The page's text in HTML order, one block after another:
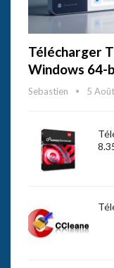
Télécharger
Windows 64-
Sebastien 5